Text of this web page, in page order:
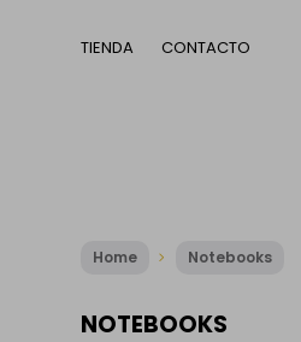
TIENDA CONTACTO
Home Notebooks
NOTEBOOKS